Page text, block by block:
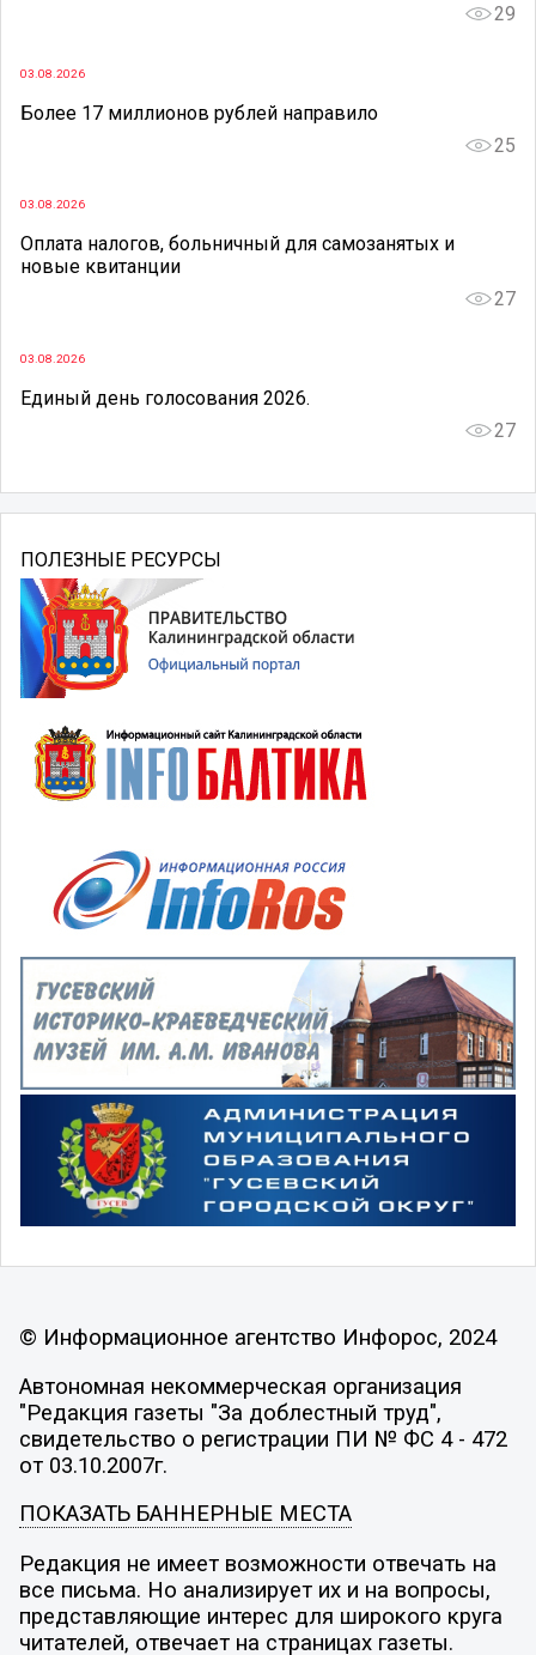
29
03.08.2026
Более 17 миллионов рублей направило
25
03.08.2026
Оплата налогов, больничный для самозанятых и
новые квитанции
27
03.08.2026
Единый день голосования 2026.
27
ПОЛЕЗНЫЕ РЕСУРСЫ
© Информационное агентство Инфорос, 2024
Автономная некоммерческая организация
"Редакция газеты "За доблестный труд",
свидетельство о регистрации ПИ № ФС 4 - 472
от 03.10.2007г.
ПОКАЗАТЬ БАННЕРНЫЕ МЕСТА
Редакция не имеет возможности отвечать на
все письма. Но анализирует их и на вопросы,
представляющие интерес для широкого круга
читателей, отвечает на страницах газеты.